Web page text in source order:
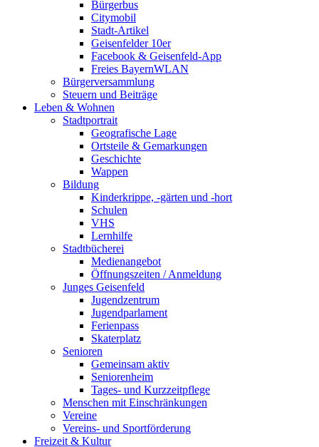
Bürgerbus
Citymobil
Stadt-Artikel
Geisenfelder 10er
Facebook & Geisenfeld-App
Freies BayernWLAN
Bürgerversammlung
Steuern und Beiträge
Leben & Wohnen
Stadtportrait
Geografische Lage
Ortsteile & Gemarkungen
Geschichte
Wappen
Bildung
Kinderkrippe, -gärten und -hort
Schulen
VHS
Lernhilfe
Stadtbücherei
Medienangebot
Öffnungszeiten / Anmeldung
Junges Geisenfeld
Jugendzentrum
Jugendparlament
Ferienpass
Skaterplatz
Senioren
Gemeinsam aktiv
Seniorenheim
Tages- und Kurzzeitpflege
Menschen mit Einschränkungen
Vereine
Vereins- und Sportförderung
Freizeit & Kultur